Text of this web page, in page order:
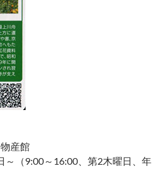
産館
～（9:00～16:00、第2木曜日、年